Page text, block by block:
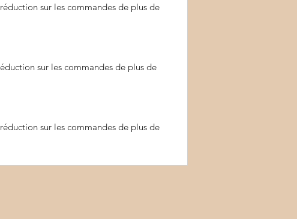
sur les commandes de plus de
sur les commandes de plus de
sur les commandes de plus de